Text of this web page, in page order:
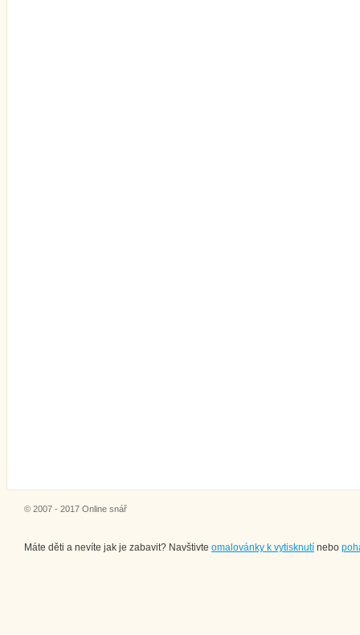
© 2007 - 2017 Online snář
Máte děti a nevíte jak je zabavit? Navštivte omalovánky k vytisknutí nebo